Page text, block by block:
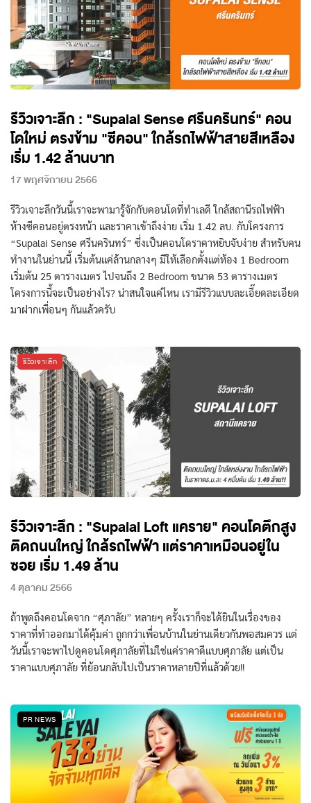
รีวิวเจาะลึก : "Supalai Sense ศรีนครินทร์" คอน
โดใหม่ ตรงข้าม "ซีคอน" ใกล้รถไฟฟ้าสายสีเหลือง
เริ่ม 1.42 ล้านบาท
17 พฤศจิกายน 2566
รีวิวเจาะลึกวันนี้เราจะพามารู้จักกับคอนโดที่ทำเลดี ใกล้สถานีรถไฟฟ้า
ห้างซีคอนอยู่ตรงหน้า และราคาเข้าถึงง่าย เริ่ม 1.42 ลบ. กับโครงการ
“Supalai Sense ศรีนครินทร์” ซึ่งเป็นคอนโดราคาหยิบจับง่าย สำหรับคน
ทำงานในย่านนี้ เริ่มต้นแค่ล้านกลางๆ มีให้เลือกตั้งแต่ห้อง 1 Bedroom
เริ่มต้น 25 ตารางเมตร ไปจนถึง 2 Bedroom ขนาด 53 ตารางเมตร
โครงการนี้จะเป็นอย่างไร? น่าสนใจแค่ไหน เรามีรีวิวแบบละเอี๊ยดละเอียด
มาฝากเพื่อนๆ กันแล้วครับ
รีวิวเจาะลึก
รีวิวเจาะลึก : "Supalai Loft แคราย" คอนโดตึกสูง
ติดถนนใหญ่ ใกล้รถไฟฟ้า แต่ราคาเหมือนอยู่ใน
ซอย เริ่ม 1.49 ล้าน
4 ตุลาคม 2566
ถ้าพูดถึงคอนโดจาก “ศุภาลัย” หลายๆ ครั้งเราก็จะได้ยินในเรื่องของ
ราคาที่ทำออกมาได้คุ้มค่า ถูกกว่าเพื่อนบ้านในย่านเดียวกันพอสมควร แต่
วันนี้เราจะพาไปดูคอนโดศุภาลัยที่ไม่ใช่แค่ราคาดีแบบศุภาลัย แต่เป็น
ราคาแบบศุภาลัย ที่ย้อนกลับไปเป็นราคาหลายปีที่แล้วด้วย!!
PR NEWS